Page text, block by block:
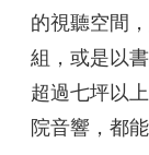
的視聽空間
組，或是以
超過七坪以
院音響，都能